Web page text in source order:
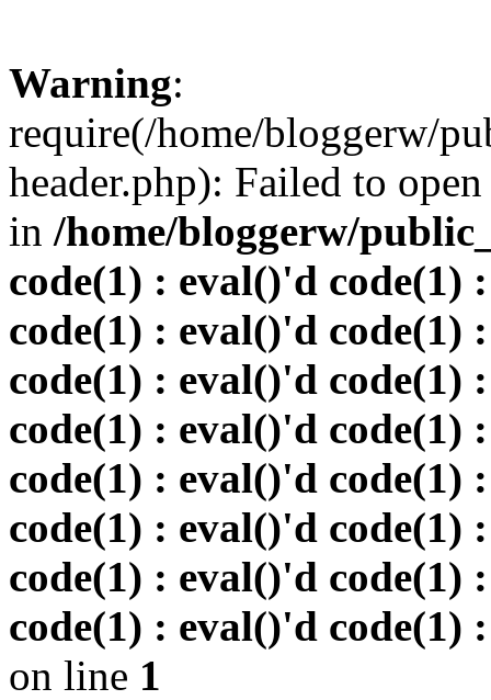
Warning:
require(/home/bloggerw/
header.php): Failed to
in /home/bloggerw/
code(1) : eval()'d code(1)
code(1) : eval()'d code(1)
code(1) : eval()'d code(1)
code(1) : eval()'d code(1)
code(1) : eval()'d code(1)
code(1) : eval()'d code(1)
code(1) : eval()'d code(1)
code(1) : eval()'d code(1)
on line 1